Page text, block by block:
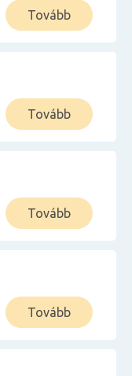
Tovább
Tovább
Tovább
Tovább